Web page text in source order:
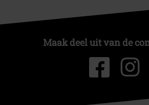
Maak deel uit van de